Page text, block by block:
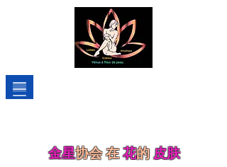
金星协会 在 花的 皮肤